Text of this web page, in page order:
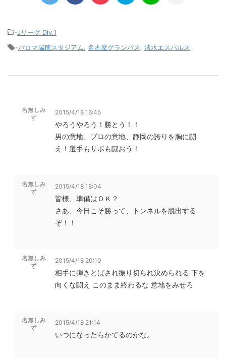
-Jリーグ Div.1
-パロマ瑞穂スタジアム 名古屋グランパス 清水エスパルス
名無しみ
ず
2015/4/18 16:45
やろうやろう！勝とう！！
男の意地、プロの意地、静岡の誇りを胸に闘
え！選手もサポも闘おう！
名無しみ
ず
2015/4/18 18:04
皆様、準備はＯＫ？
さあ、今日こそ勝って、トンネルを脱出する
ぞ！！
名無しみ
ず
2015/4/18 20:10
相手に弾きとばされ振り切られ決められる 下を
向くな闘え このまま終わるな 意地をみせろ
名無しみ
ず
2015/4/18 21:14
いつになったらかてるのかな。